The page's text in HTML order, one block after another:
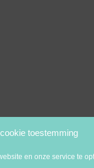
toestemming
en onze service te